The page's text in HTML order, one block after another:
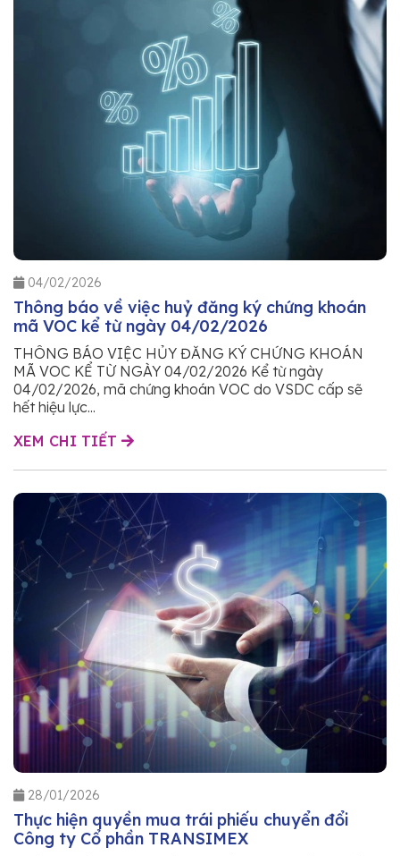
04/02/2026
Thông báo về việc huỷ đăng ký chứng khoán
mã VOC kể từ ngày 04/02/2026
THÔNG BÁO VIỆC HỦY ĐĂNG KÝ CHỨNG KHOÁN
MÃ VOC KỂ TỪ NGÀY 04/02/2026 Kể từ ngày
04/02/2026, mã chứng khoán VOC do VSDC cấp sẽ
hết hiệu lực...
XEM CHI TIẾT
28/01/2026
Thực hiện quyền mua trái phiếu chuyển đổi
Công ty Cổ phần TRANSIMEX